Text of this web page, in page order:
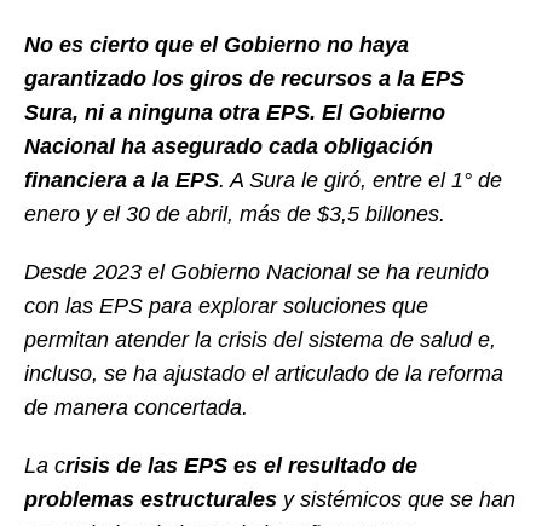
No es cierto que el Gobierno no haya
garantizado los giros de recursos a la EPS
Sura, ni a ninguna otra EPS. El Gobierno
Nacional ha asegurado cada obligación
financiera a la EPS. A Sura le giró, entre el 1° de
enero y el 30 de abril, más de $3,5 billones.
Desde 2023 el Gobierno Nacional se ha reunido
con las EPS para explorar soluciones que
permitan atender la crisis del sistema de salud e,
incluso, se ha ajustado el articulado de la reforma
de manera concertada.
La crisis de las EPS es el resultado de
problemas estructurales y sistémicos que se han